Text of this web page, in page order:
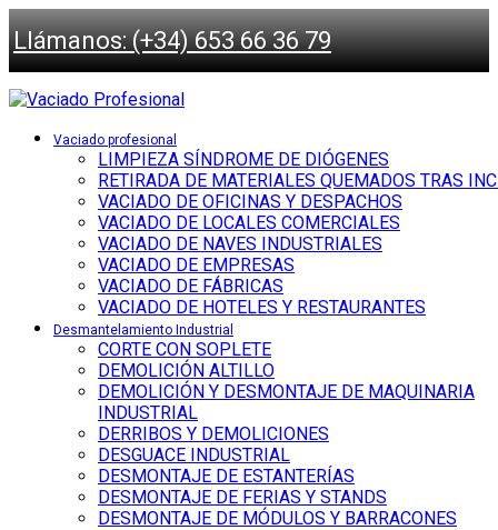
Llámanos: (+34) 653 66 36 79
Vaciado profesional
LIMPIEZA SÍNDROME DE DIÓGENES
RETIRADA DE MATERIALES QUEMADOS TRAS
VACIADO DE OFICINAS Y DESPACHOS
VACIADO DE LOCALES COMERCIALES
VACIADO DE NAVES INDUSTRIALES
VACIADO DE EMPRESAS
VACIADO DE FÁBRICAS
VACIADO DE HOTELES Y RESTAURANTES
Desmantelamiento Industrial
CORTE CON SOPLETE
DEMOLICIÓN ALTILLO
DEMOLICIÓN Y DESMONTAJE DE MAQUINARIA
INDUSTRIAL
DERRIBOS Y DEMOLICIONES
DESGUACE INDUSTRIAL
DESMONTAJE DE ESTANTERÍAS
DESMONTAJE DE FERIAS Y STANDS
DESMONTAJE DE MÓDULOS Y BARRACONES